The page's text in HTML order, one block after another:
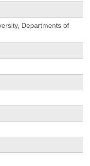
Departments of